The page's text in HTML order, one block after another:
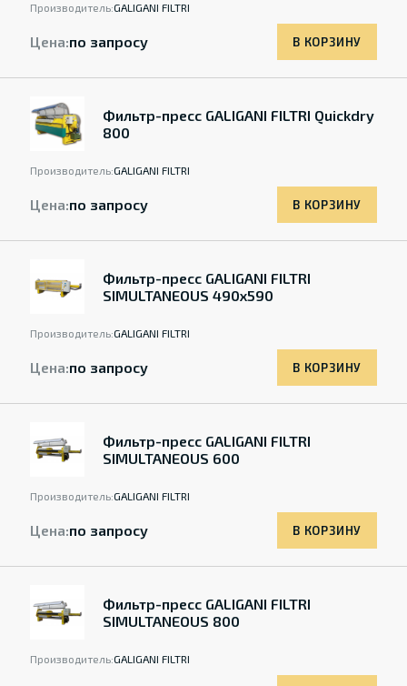
Производитель:GALIGANI FILTRI
Цена:по запросу В КОРЗИНУ
Фильтр-пресс GALIGANI FILTRI Quickdry
800
Производитель:GALIGANI FILTRI
Цена:по запросу В КОРЗИНУ
Фильтр-пресс GALIGANI FILTRI
SIMULTANEOUS 490x590
Производитель:GALIGANI FILTRI
Цена:по запросу В КОРЗИНУ
Фильтр-пресс GALIGANI FILTRI
SIMULTANEOUS 600
Производитель:GALIGANI FILTRI
Цена:по запросу В КОРЗИНУ
Фильтр-пресс GALIGANI FILTRI
SIMULTANEOUS 800
Производитель:GALIGANI FILTRI